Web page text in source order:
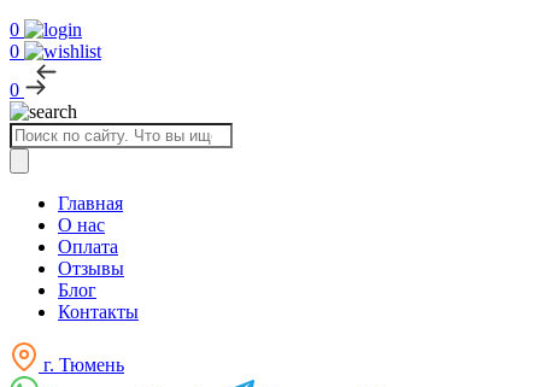
0
0
0
Поиск
товаров
Главная
О нас
Оплата
Отзывы
Блог
Контакты
г. Тюмень